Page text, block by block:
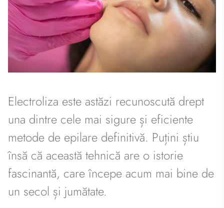
Electroliza este astăzi recunoscută drept
una dintre cele mai sigure și eficiente
metode de epilare definitivă. Puțini știu
însă că această tehnică are o istorie
fascinantă, care începe acum mai bine de
un secol și jumătate.